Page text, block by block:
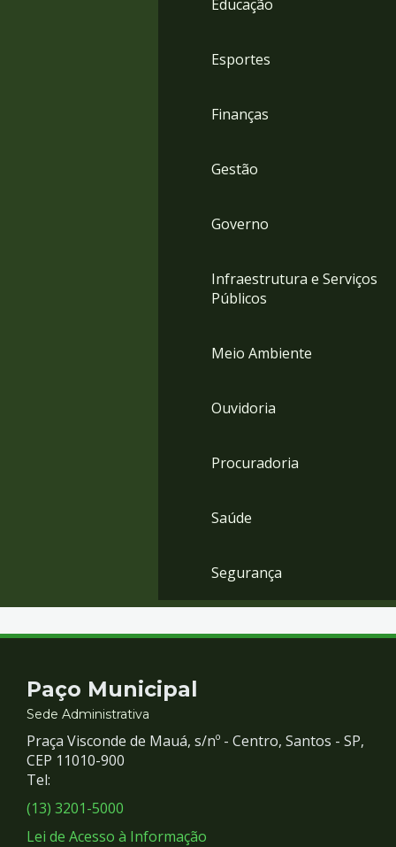
Educação
Esportes
Finanças
Gestão
Governo
Infraestrutura e Serviços
Públicos
Meio Ambiente
Ouvidoria
Procuradoria
Saúde
Segurança
Contato
e
Redes
Sociais
Paço Municipal
Sede Administrativa
Praça Visconde de Mauá, s/nº - Centro, Santos - SP,
CEP 11010-900
Tel:
(13) 3201-5000
Lei de Acesso à Informação